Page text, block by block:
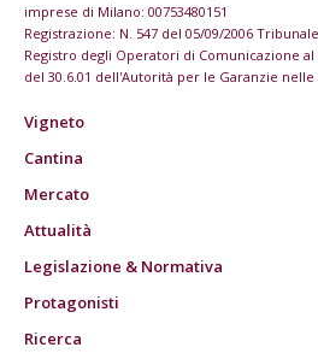
imprese di Milano: 00753480151
Registrazione: N. 547 del 05/09/2006
Registro degli Operatori di Comunicazione al
del 30.6.01 dell'Autorità per le Garanzie
Vigneto
Cantina
Mercato
Attualità
Legislazione & Normativa
Protagonisti
Ricerca